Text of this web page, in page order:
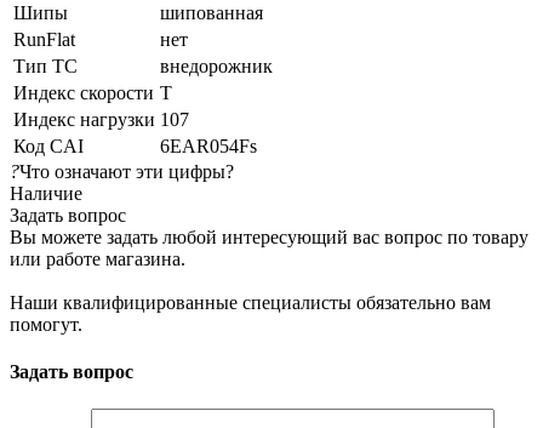
Шипы
шипованная
RunFlat
нет
Тип ТС
внедорожник
Индекс скорости T
Индекс нагрузки 107
Код CAI
6EAR054Fs
?Что означают эти цифры?
Наличие
Задать вопрос
Вы можете задать любой интересующий вас вопрос по товару
или работе магазина.
Наши квалифицированные специалисты обязательно вам
помогут.
Задать вопрос